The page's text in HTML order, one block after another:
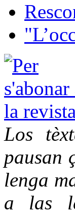
Los
pausan
lenga
a las